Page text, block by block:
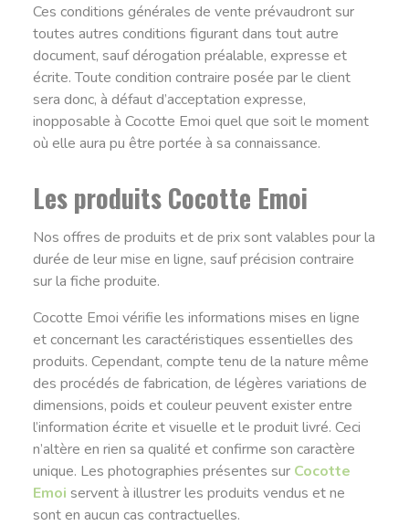
Ces conditions générales de vente prévaudront sur
toutes autres conditions figurant dans tout autre
document, sauf dérogation préalable, expresse et
écrite. Toute condition contraire posée par le client
sera donc, à défaut d’acceptation expresse,
inopposable à Cocotte Emoi quel que soit le moment
où elle aura pu être portée à sa connaissance.
Les produits Cocotte Emoi
Nos offres de produits et de prix sont valables pour la
durée de leur mise en ligne, sauf précision contraire
sur la fiche produite.
Cocotte Emoi vérifie les informations mises en ligne
et concernant les caractéristiques essentielles des
produits. Cependant, compte tenu de la nature même
des procédés de fabrication, de légères variations de
dimensions, poids et couleur peuvent exister entre
l’information écrite et visuelle et le produit livré. Ceci
n’altère en rien sa qualité et confirme son caractère
unique. Les photographies présentes sur Cocotte
Emoi servent à illustrer les produits vendus et ne
sont en aucun cas contractuelles.